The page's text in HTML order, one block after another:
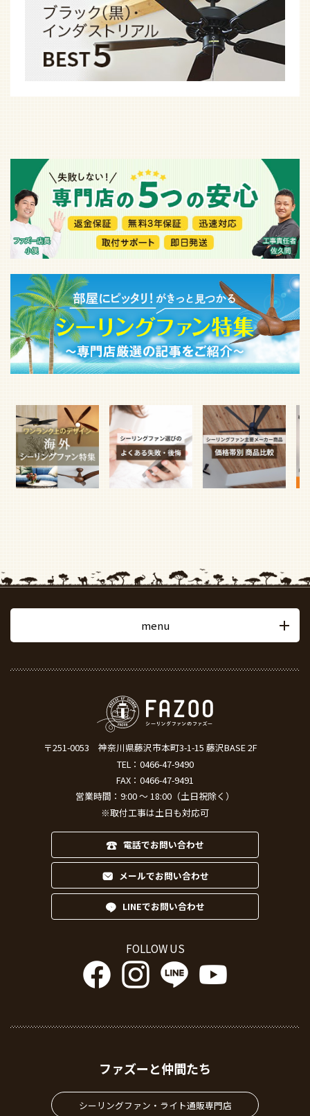
menu
〒251-0053
神奈川県藤沢市本町3-1-15 藤沢BASE 2F
TEL： 0466-47-9490
FAX：0466-47-9491
営業時間：9:00 ～ 18:00（土日祝除く）
※取付工事は土日も対応可
電話でお問い合わせ
メールでお問い合わせ
LINEでお問い合わせ
FOLLOW US
ファズーと仲間たち
シーリングファン・ライト通販専門店